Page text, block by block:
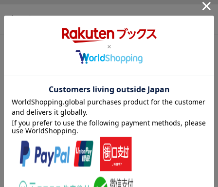
内容紹介（出版社より）